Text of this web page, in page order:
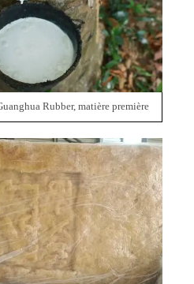
Rubber, matière première